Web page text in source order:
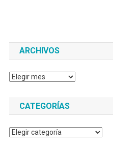
ARCHIVOS
Archivos
CATEGORÍAS
Categorías